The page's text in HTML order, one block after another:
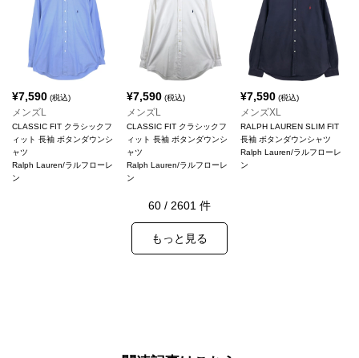
¥7,590 (税込)
メンズL
CLASSIC FIT クラシックフ
ィット 長袖 ボタンダウンシ
ャツ
Ralph Lauren/ラルフローレ
ン
¥7,590(税込)
メンズL
CLASSIC FIT クラシックフ
ィット 長袖 ボタンダウンシ
ャツ
Ralph Lauren/ラルフローレ
ン
¥7,590 (税込)
メンズXL
RALPH LAUREN SLIM FIT
長袖 ボタンダウンシャツ
Ralph Lauren/ラルフローレ
ン
60 / 2601 件
もっと見る